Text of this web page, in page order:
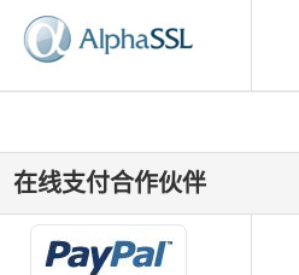
在线支付合作伙伴